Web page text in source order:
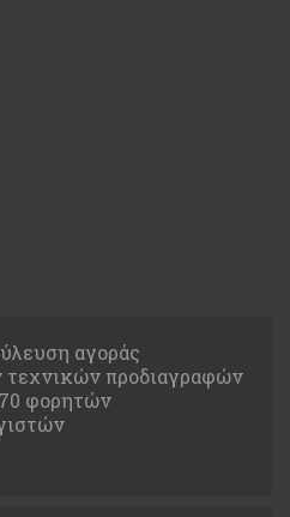
αγοράς
τεχνικών προδιαγραφών
φορητών